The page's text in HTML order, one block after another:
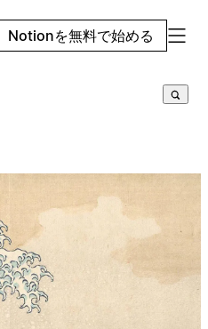
Notionを無料で始める